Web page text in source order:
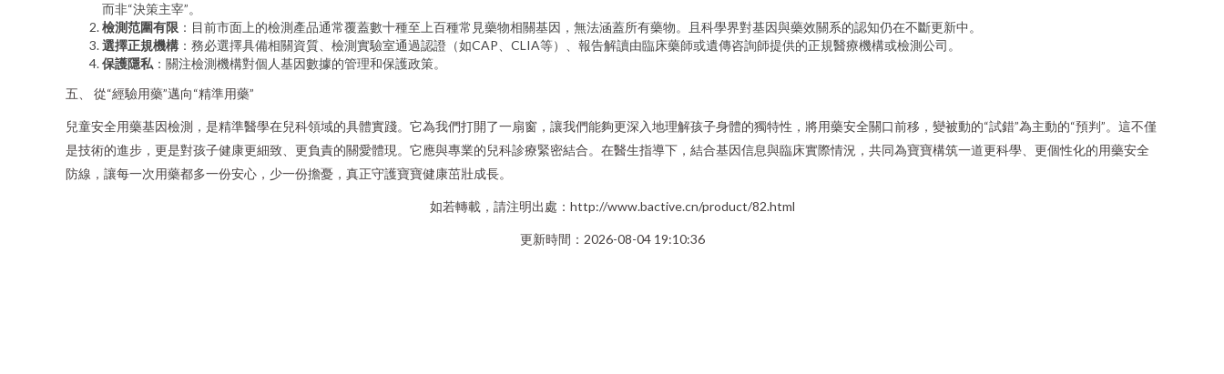
而非“決策主宰”。
檢測范圍有限 ：目前市面上的檢測產品通常覆蓋數十種至上百種常見藥物相關基因，無法涵蓋所有藥物。且科學界對基因與藥效關系的認知仍在不斷更新中。
選擇正規機構 ：務必選擇具備相關資質、檢測實驗室通過認證（如CAP、CLIA等）、報告解讀由臨床藥師或遺傳咨詢師提供的正規醫療機構或檢測公司。
保護隱私 ：關注檢測機構對個人基因數據的管理和保護政策。
五、 從“經驗用藥”邁向“精準用藥”
兒童安全用藥基因檢測，是精準醫學在兒科領域的具體實踐。它為我們打開了一扇窗，讓我們能夠更深入地理解孩子身體的獨特性，將用藥安全關口前移，變被動的“試錯”為主動的“預判”。這不僅
是技術的進步，更是對孩子健康更細致、更負責的關愛體現。它應與專業的兒科診療緊密結合。在醫生指導下，結合基因信息與臨床實際情況，共同為寶寶構筑一道更科學、更個性化的用藥安全
防線，讓每一次用藥都多一份安心，少一份擔憂，真正守護寶寶健康茁壯成長。
如若轉載，請注明出處：http://www.bactive.cn/product/82.html
更新時間：2026-08-04 19:10:36